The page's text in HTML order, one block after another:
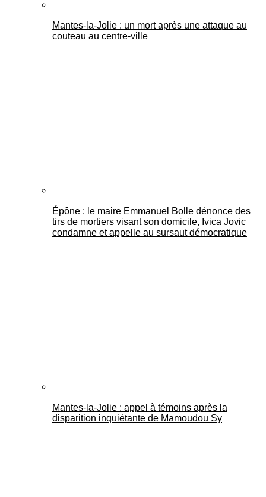
Mantes-la-Jolie : un mort après une attaque au
couteau au centre-ville
Épône : le maire Emmanuel Bolle dénonce des
tirs de mortiers visant son domicile, Ivica Jovic
condamne et appelle au sursaut démocratique
Mantes-la-Jolie : appel à témoins après la
disparition inquiétante de Mamoudou Sy